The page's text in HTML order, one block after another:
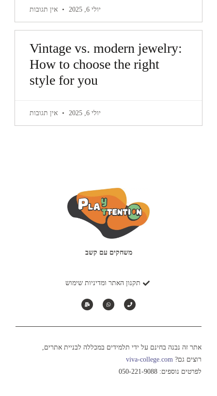
יולי 6, 2025 אין תגובות
Vintage vs. modern jewelry:
How to choose the right
style for you
יולי 6, 2025 אין תגובות
משחקים עם קשב
תקנון האתר ומדיניות שימוש
אתר זה נבנה בחינם על ידי תלמידים במכללה לבניית אתרים,
רוצים גם? viva-college.com
לפרטים נוספים: 050-221-9088